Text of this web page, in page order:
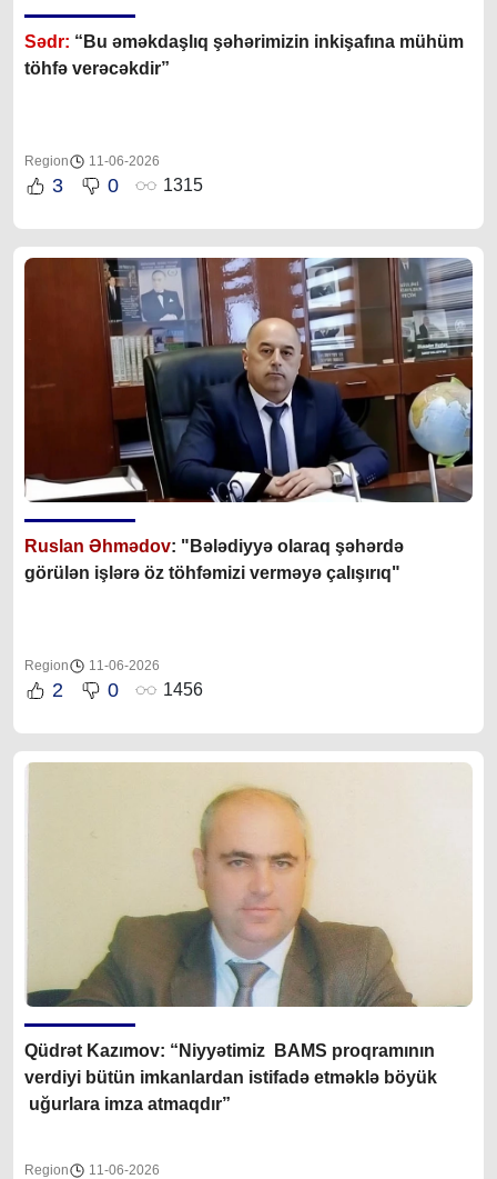
Sədr: “Bu əməkdaşlıq şəhərimizin inkişafına mühüm
töhfə verəcəkdir”
Region 11-06-2026
3 0 1315
Ruslan Əhmədov: "Bələdiyyə olaraq şəhərdə
görülən işlərə öz töhfəmizi verməyə çalışırıq"
Region 11-06-2026
2 0 1456
Qüdrət Kazımov: “Niyyətimiz BAMS proqramının
verdiyi bütün imkanlardan istifadə etməklə böyük
uğurlara imza atmaqdır”
Region 11-06-2026